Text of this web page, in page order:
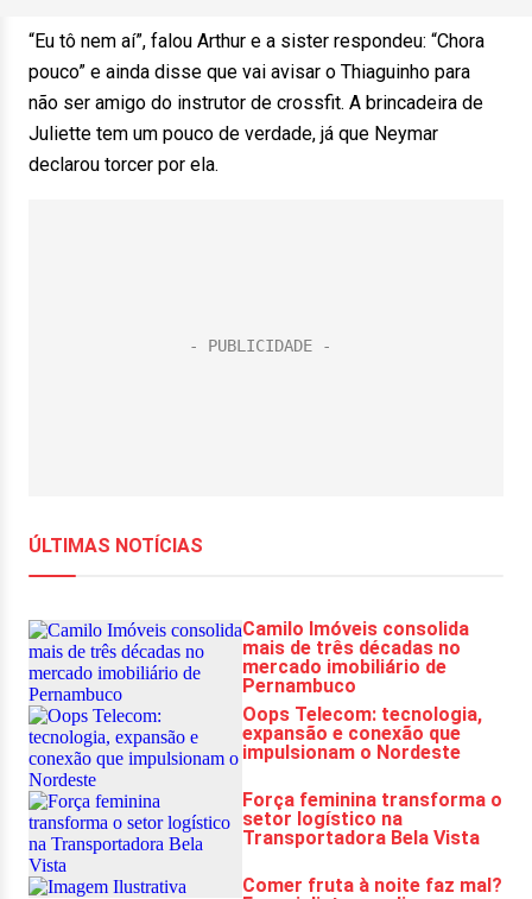
“Eu tô nem aí”, falou Arthur e a sister respondeu: “Chora
pouco” e ainda disse que vai avisar o Thiaguinho para
não ser amigo do instrutor de crossfit. A brincadeira de
Juliette tem um pouco de verdade, já que Neymar
declarou torcer por ela.